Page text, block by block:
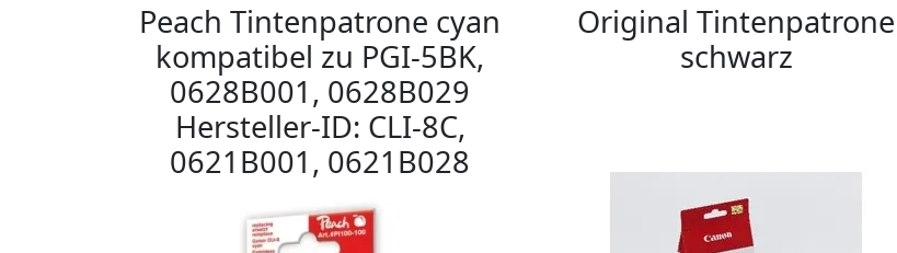
Peach Tintenpatrone cyan
kompatibel zu PGI-5BK,
0628B001, 0628B029
Hersteller-ID: CLI-8C,
0621B001, 0621B028
Original Tintenpatrone
schwarz